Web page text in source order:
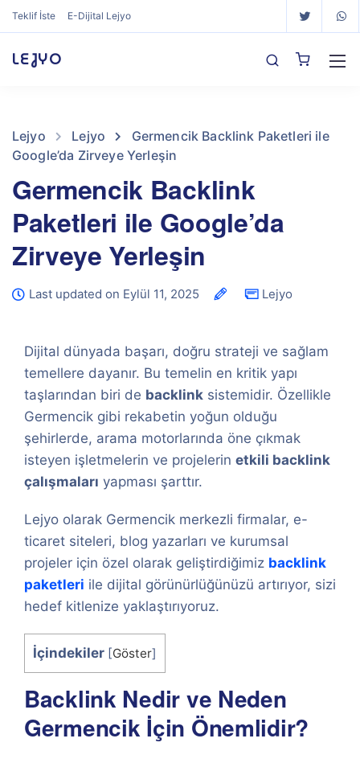
Teklif İste E-Dijital Lejyo
LEJYO
Lejyo Lejyo
Germencik Backlink Paketleri ile
Google’da Zirveye Yerleşin
Germencik Backlink
Paketleri ile Google’da
Zirveye Yerleşin
Last updated on Eylül 11, 2025 Lejyo
Dijital dünyada başarı, doğru strateji ve sağlam
temellere dayanır. Bu temelin en kritik yapı
taşlarından biri de backlink sistemidir. Özellikle
Germencik gibi rekabetin yoğun olduğu
şehirlerde, arama motorlarında öne çıkmak
isteyen işletmelerin ve projelerin etkili backlink
çalışmaları yapması şarttır.
Lejyo olarak Germencik merkezli firmalar, e-
ticaret siteleri, blog yazarları ve kurumsal
projeler için özel olarak geliştirdiğimiz backlink
paketleri ile dijital görünürlüğünüzü artırıyor, sizi
hedef kitlenize yaklaştırıyoruz.
İçindekiler [Göster]
Backlink Nedir ve Neden
Germencik İçin Önemlidir?